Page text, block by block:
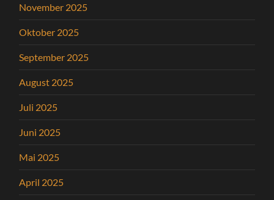
November 2025
Oktober 2025
September 2025
August 2025
Juli 2025
Juni 2025
Mai 2025
April 2025